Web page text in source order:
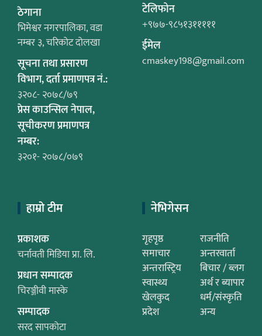
ठेगाना
भिमेश्वर नगरपालिका, वडा
नम्बर ३, चरिकोट दोलखा
सूचना तथा प्रसारण
विभाग, दर्ता प्रमाणपत्र नं.:
३२०८- २०७८/७९
प्रेस काउन्सिल नेपाल,
सूचीकरण प्रमाणपत्र
नम्बर:
३२०१- २०७८/०७९
टेलिफोन
+९७७-९८५१३१११११
ईमेल
cmaskey198@gmail.com
हाम्रो टीम
प्रकाशक
चर्नावती मिडिया प्रा. लि.
प्रधान सम्पादक
चिरञ्जीवी मास्के
सम्पादक
सरद सापकोटा
नेभिगेसन
गृहपृष्ठ
राजनीति
समाचार
अन्तरवार्ता
अन्तरास्ट्रिय
बिचार / ब्लग
स्वास्थ्य
अर्थ र ब्यापार
खेलकुद
धर्म/संस्कृति
प्रदेश
अन्य